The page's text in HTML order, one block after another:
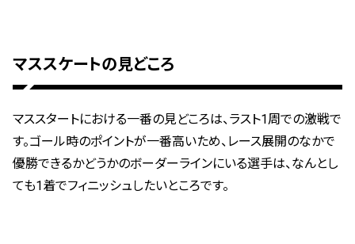
マススケートの見どころ
マススタートにおける一番の見どころは、ラスト1周での激戦で
す。ゴール時のポイントが一番高いため、レース展開のなかで
優勝できるかどうかのボーダーラインにいる選手は、なんとし
ても1着でフィニッシュしたいところです。